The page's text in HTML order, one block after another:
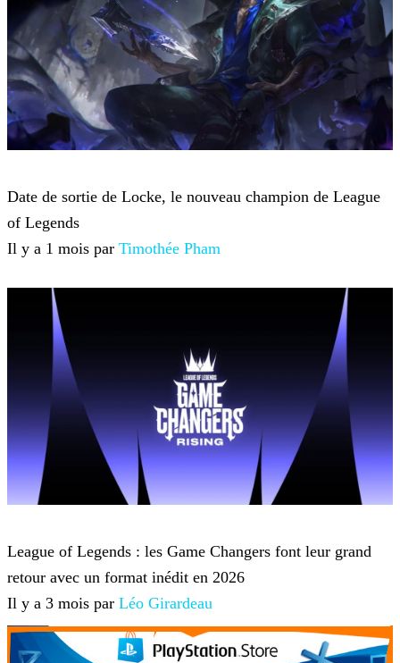
Date de sortie de Locke, le nouveau champion de League
of Legends
Il y a 1 mois par Timothée Pham
League of Legends : les Game Changers font leur grand
retour avec un format inédit en 2026
Il y a 3 mois par Léo Girardeau